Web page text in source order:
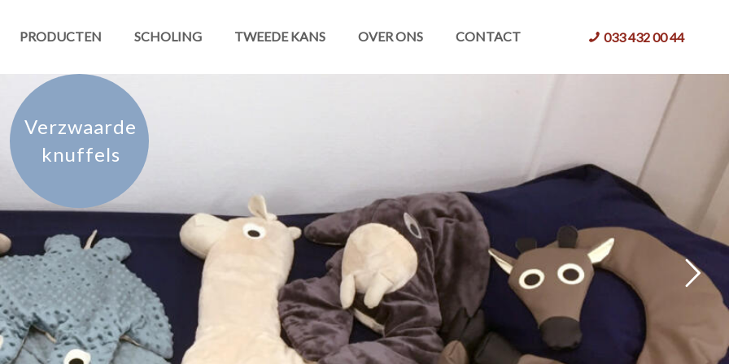
PRODUCTEN SCHOLING TWEEDE KANS OVER ONS CONTACT 033 432 00 44
Verzwaarde
knuffels